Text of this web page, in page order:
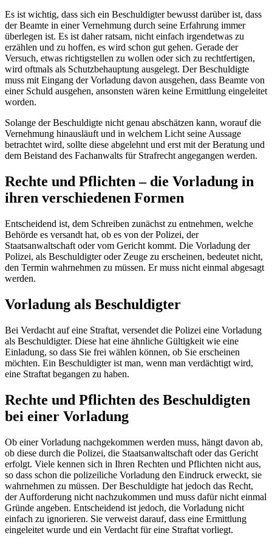
Es ist wichtig, dass sich ein Beschuldigter bewusst darüber ist, dass
der Beamte in einer Vernehmung durch seine Erfahrung immer
überlegen ist. Es ist daher ratsam, nicht einfach irgendetwas zu
erzählen und zu hoffen, es wird schon gut gehen. Gerade der
Versuch, etwas richtigstellen zu wollen oder sich zu rechtfertigen,
wird oftmals als Schutzbehauptung ausgelegt. Der Beschuldigte
muss mit Eingang der Vorladung davon ausgehen, dass Beamte von
einer Schuld ausgehen, ansonsten wären keine Ermittlung eingeleitet
worden.
Solange der Beschuldigte nicht genau abschätzen kann, worauf die
Vernehmung hinausläuft und in welchem Licht seine Aussage
betrachtet wird, sollte diese abgelehnt und erst mit der Beratung und
dem Beistand des Fachanwalts für Strafrecht angegangen werden.
Rechte und Pflichten – die Vorladung in
ihren verschiedenen Formen
Entscheidend ist, dem Schreiben zunächst zu entnehmen, welche
Behörde es versandt hat, ob es von der Polizei, der
Staatsanwaltschaft oder vom Gericht kommt. Die Vorladung der
Polizei, als Beschuldigter oder Zeuge zu erscheinen, bedeutet nicht,
den Termin wahrnehmen zu müssen. Er muss nicht einmal abgesagt
werden.
Vorladung als Beschuldigter
Bei Verdacht auf eine Straftat, versendet die Polizei eine Vorladung
als Beschuldigter. Diese hat eine ähnliche Gültigkeit wie eine
Einladung, so dass Sie frei wählen können, ob Sie erscheinen
möchten. Ein Beschuldigter ist man, wenn man verdächtigt wird,
eine Straftat begangen zu haben.
Rechte und Pflichten des Beschuldigten
bei einer Vorladung
Ob einer Vorladung nachgekommen werden muss, hängt davon ab,
ob diese durch die Polizei, die Staatsanwaltschaft oder das Gericht
erfolgt. Viele kennen sich in Ihren Rechten und Pflichten nicht aus,
so dass schon die polizeiliche Vorladung den Eindruck erweckt, sie
wahrnehmen zu müssen. Der Beschuldigte hat jedoch das Recht,
der Aufforderung nicht nachzukommen und muss dafür nicht einmal
Gründe angeben. Entscheidend ist jedoch, die Vorladung nicht
einfach zu ignorieren. Sie verweist darauf, dass eine Ermittlung
eingeleitet wurde und ein Verdacht für eine Straftat vorliegt.